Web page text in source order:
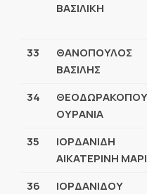
ΒΑΣΙΛΙΚΗ
33
ΘΑΝΟΠΟΥΛΟΣ
ΒΑΣΙΛΗΣ
34
ΟΥΡΑΝΙΑ
35
ΙΟΡΔΑΝΙΔΗ
ΑΙΚΑΤΕΡΙΝΗ
36
ΙΟΡΔΑΝΙΔΟΥ